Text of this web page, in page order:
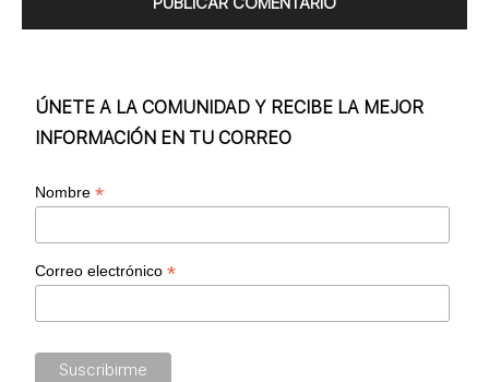
ÚNETE A LA COMUNIDAD Y RECIBE LA MEJOR
INFORMACIÓN EN TU CORREO
Nombre*
Correo electrónico*